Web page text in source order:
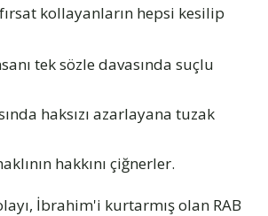
kollayanların hepsi kesilip
tek sözle davasında suçlu
haksızı azarlayana tuzak
hakkını çiğnerler.
İbrahim'i kurtarmış olan RAB